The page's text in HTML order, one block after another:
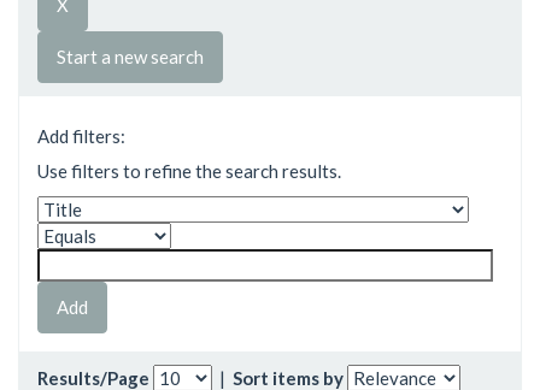
Start a new search
Add filters:
Use filters to refine the search results.
Results/Page | Sort items by